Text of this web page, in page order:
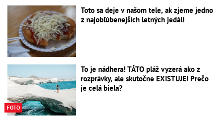
Toto sa deje v našom tele, ak zjeme jedno
z najobľúbenejších letných jedál!
FOTO
To je nádhera! TÁTO pláž vyzerá ako z
rozprávky, ale skutočne EXISTUJE! Prečo
je celá biela?